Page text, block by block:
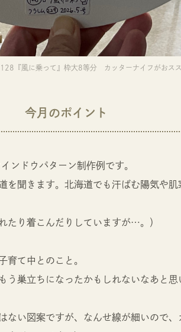
128『風に乗って』枠大8等分 カッターナイフがおス
今月のポイント
ドウパターン制作例です。
を聞きます。北海道でも汗ばむ陽気や
たり着こんだりしていますが…。）
育て中とのこと。
巣立ちになったかもしれないなあと思
い図案ですが、なんせ線が細いので、